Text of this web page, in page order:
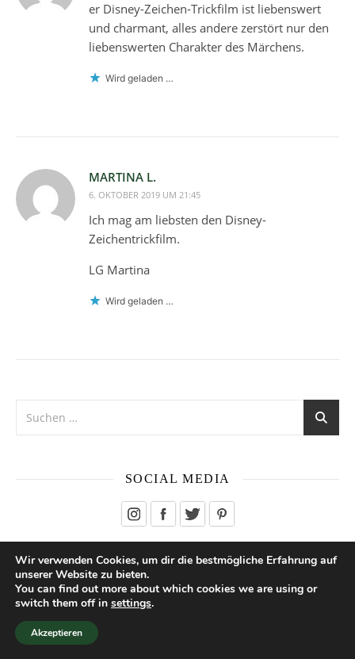
er Disney-Zeichen-Trickfilm ist liebenswert
und charmant, alles andere zerstört nur den
liebenswerten Charakter des Märchens.
Wird geladen …
MARTINA L.
6. OKTOBER 2019 UM 21:45
Ich mag am liebsten den Disney-
Zeichentrickfilm.
LG Martina
Wird geladen …
SOCIAL MEDIA
DAS LESE ICH GERADE…
Wir verwenden Cookies, um dir die bestmögliche Erfahrung auf
unserer Website zu bieten.
You can find out more about which cookies we are using or
switch them off in settings.
Akzeptieren